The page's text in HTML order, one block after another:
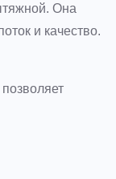
Она
и качество.